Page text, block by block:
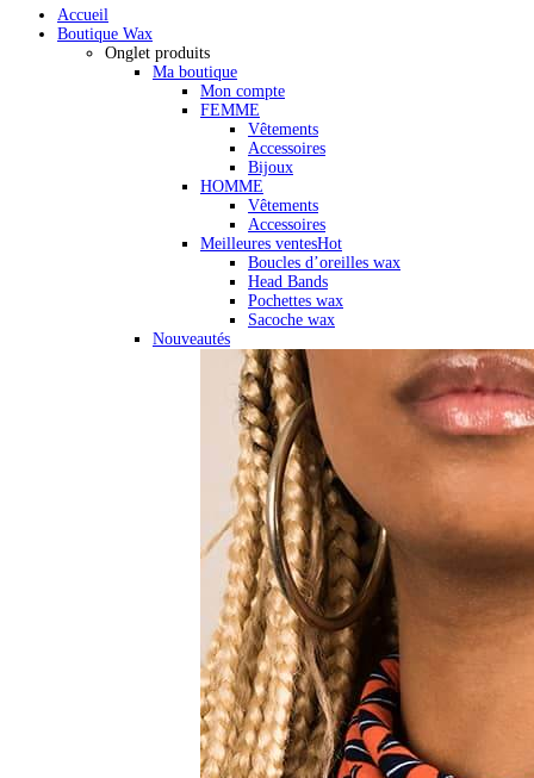
Accueil
Boutique Wax
Onglet produits
Ma boutique
Mon compte
FEMME
Vêtements
Accessoires
Bijoux
HOMME
Vêtements
Accessoires
Meilleures ventesHot
Boucles d’oreilles wax
Head Bands
Pochettes wax
Sacoche wax
Nouveautés